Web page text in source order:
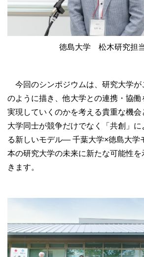
徳島大学 松木研究担
今回のシンポジウムは、研究大学が
のように描き、他大学との連携・協働
実現していくのかを考える貴重な機
大学同士が競争だけでなく「共創」
る新しいモデル― 千葉大学×徳島大学
本の研究大学の未来に新たな可能性
きます。